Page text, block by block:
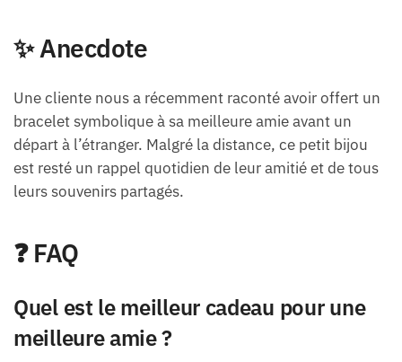
✨ Anecdote
Une cliente nous a récemment raconté avoir offert un
bracelet symbolique à sa meilleure amie avant un
départ à l’étranger. Malgré la distance, ce petit bijou
est resté un rappel quotidien de leur amitié et de tous
leurs souvenirs partagés.
❓ FAQ
Quel est le meilleur cadeau pour une
meilleure amie ?